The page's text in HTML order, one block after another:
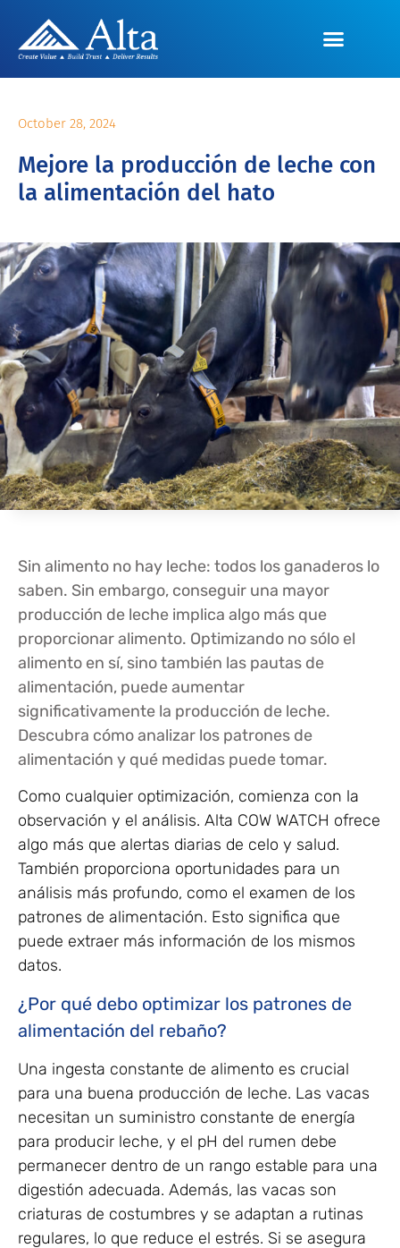
October 28, 2024
Mejore la producción de leche con
la alimentación del hato
Sin alimento no hay leche: todos los ganaderos lo
saben. Sin embargo, conseguir una mayor
producción de leche implica algo más que
proporcionar alimento. Optimizando no sólo el
alimento en sí, sino también las pautas de
alimentación, puede aumentar
significativamente la producción de leche.
Descubra cómo analizar los patrones de
alimentación y qué medidas puede tomar.
Como cualquier optimización, comienza con la
observación y el análisis. Alta COW WATCH ofrece
algo más que alertas diarias de celo y salud.
También proporciona oportunidades para un
análisis más profundo, como el examen de los
patrones de alimentación. Esto significa que
puede extraer más información de los mismos
datos.
¿Por qué debo optimizar los patrones de
alimentación del rebaño?
Una ingesta constante de alimento es crucial
para una buena producción de leche. Las vacas
necesitan un suministro constante de energía
para producir leche, y el pH del rumen debe
permanecer dentro de un rango estable para una
digestión adecuada. Además, las vacas son
criaturas de costumbres y se adaptan a rutinas
regulares, lo que reduce el estrés. Si se asegura